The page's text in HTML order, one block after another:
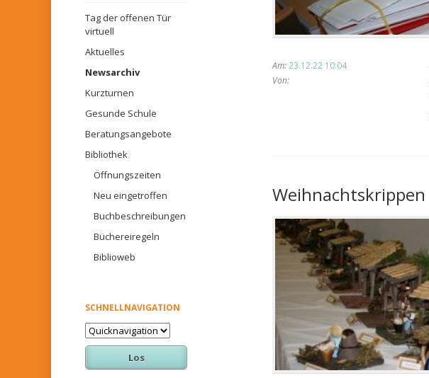
Tag der offenen Tür
virtuell
Aktuelles
Newsarchiv
Kurzturnen
Gesunde Schule
Beratungsangebote
Bibliothek
Öffnungszeiten
Neu eingetroffen
Buchbeschreibungen
Büchereiregeln
Biblioweb
SCHNELLNAVIGATION
Zielseite
Am:23.12.22 10:04
Von:
Weihnachtskrippen